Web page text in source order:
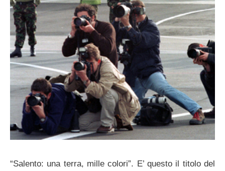
“Salento: una terra, mille colori”. E’ questo il titolo del